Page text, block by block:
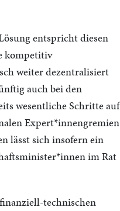
entspricht diesen
kompetitiv
weiter dezentralisiert
auch bei den
wesentliche Schritte auf
Expert*innengremien
lässt sich insofern ein
im Rat
technischen